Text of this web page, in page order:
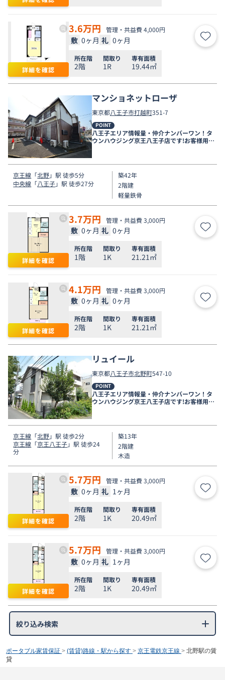
詳細を確認
3.6万円 管理・共益費 4,000円
敷 0ヶ月 礼 0ヶ月 お気
所在階
2階
間取り
1R
専有面積
19.44㎡
マンショネットローザ
東京都八王子市打越町351-7
POINT
八王子エリア情報量・仲介ナンバーワン！タ
ウンハウジング京王八王子店です!お客様用駐
京王線 「北野」駅 徒歩5分
中央線 「八王子」駅 徒歩27分
築42年
2階建
軽量鉄骨
詳細を確認
3.7万円 管理・共益費 3,000円
敷 0ヶ月 礼 0ヶ月 お気
所在階
1階
間取り
1K
専有面積
21.21㎡
詳細を確認
4.1万円 管理・共益費 3,000円
敷 0ヶ月 礼 0ヶ月 お気
所在階
2階
間取り
1K
専有面積
21.21㎡
リュイール
東京都八王子市北野町547-10
POINT
八王子エリア情報量・仲介ナンバーワン！タ
ウンハウジング京王八王子店です!お客様用駐
車場もございますので車でのご来店も大歓迎
です！
京王線 「北野」駅 徒歩2分
京王線 「京王八王子」駅 徒歩24
分
築13年
2階建
木造
詳細を確認
5.7万円 管理・共益費 3,000円
敷 0ヶ月 礼 1ヶ月 お気
所在階
2階
間取り
1K
専有面積
20.49㎡
詳細を確認
5.7万円 管理・共益費 3,000円
敷 0ヶ月 礼 1ヶ月 お気
所在階
2階
間取り
1K
専有面積
20.49㎡
絞り込み検索
ポータブル家賃保証 > (賃貸)路線・駅から探す > 京王電鉄京王線 > 北野駅の賃
貸